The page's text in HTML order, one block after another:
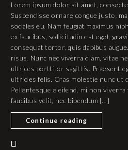
Lorem ipsum dolor sit amet,
Suspendisse ornare congue justo,
sodales eu. Nam feugiat maximus
ex faucibus, sollicitudin est eget,
consequat tortor, quis dapibus
risus. Nunc nec viverra diam, vitae
ultrices porttitor sagittis. Praesent
ultricies felis. Cras molestie nunc ut
Pellentesque eleifend, mi non
faucibus velit, nec bibendum […]
Continue reading